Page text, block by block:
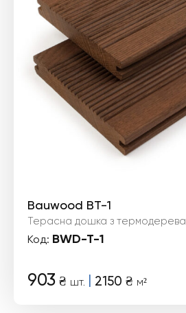
Bauwood BT-1
Терасна дошка з термодерева
Код: BWD-T-1
903 ₴ шт. | 2150 ₴ м²